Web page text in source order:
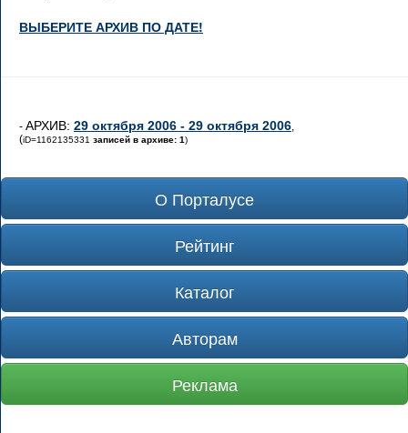
ВЫБЕРИТЕ АРХИВ ПО ДАТЕ!
- АРХИВ: 29 октября 2006 - 29 октября 2006,
(iD=1162135331 записей в архиве: 1)
О Порталусе
Рейтинг
Каталог
Авторам
Реклама